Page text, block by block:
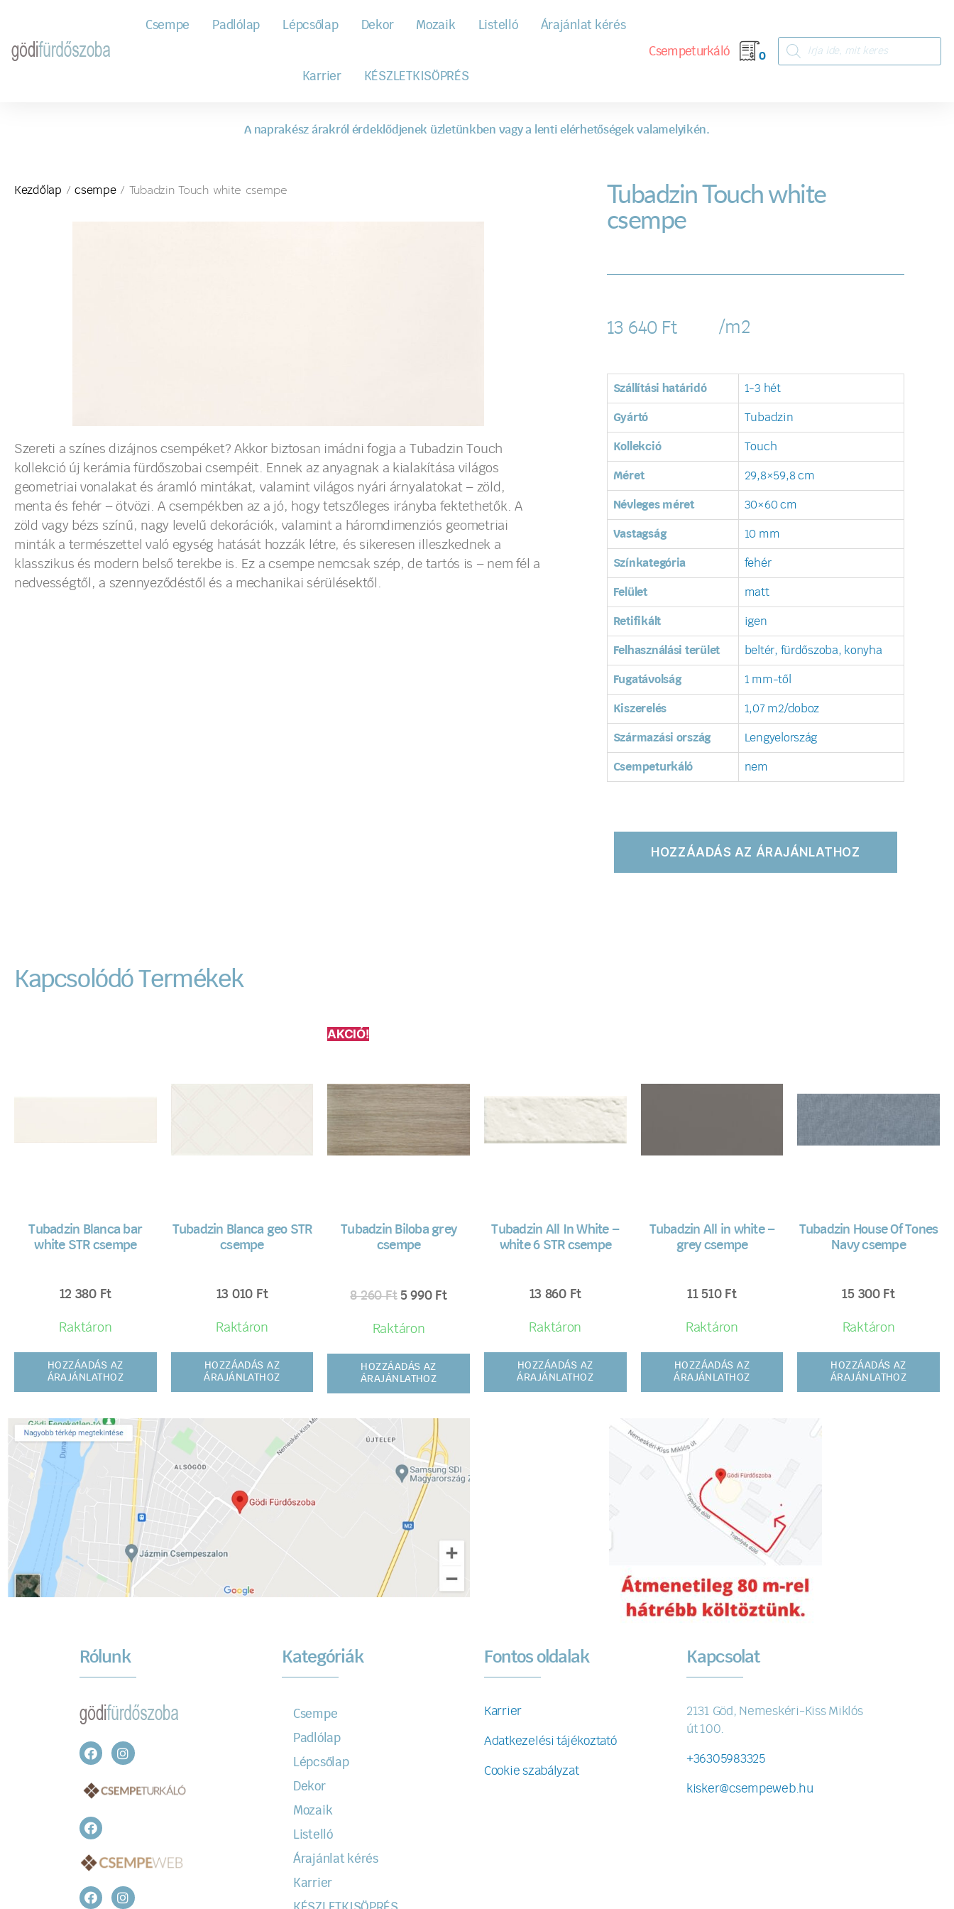
Csempe Padlólap Lépcsőlap Dekor Mozaik Listelló Árajánlat kérés
Karrier KÉSZLETKISÖPRÉS
Csempeturkáló 0
A naprakész árakról érdeklődjenek üzletünkben vagy a lenti elérhetőségek valamelyikén.
Kezdőlap /csempe/ Tubadzin Touch white csempe
Szereti a színes dizájnos csempéket? Akkor biztosan imádni fogja a Tubadzin Touch
kollekció új kerámia fürdőszobai csempéit. Ennek az anyagnak a kialakítása világos
geometriai vonalakat és áramló mintákat, valamint világos nyári árnyalatokat – zöld,
menta és fehér – ötvözi. A csempékben az a jó, hogy tetszőleges irányba fektethetők. A
zöld vagy bézs színű, nagy levelű dekorációk, valamint a háromdimenziós geometriai
minták a természettel való egység hatását hozzák létre, és sikeresen illeszkednek a
klasszikus és modern belső terekbe is. Ez a csempe nemcsak szép, de tartós is – nem fél a
nedvességtől, a szennyeződéstől és a mechanikai sérülésektől.
Tubadzin Touch white
csempe
13 640 Ft /m2
Szállítási határidó 1-3 hét
Gyártó Tubadzin
Kollekció Touch
Méret 29,8×59,8 cm
Névleges méret 30×60 cm
Vastagság 10 mm
Színkategória fehér
Felület matt
Retifikált igen
Felhasználási terület beltér, fürdőszoba, konyha
Fugatávolság 1 mm-től
Kiszerelés 1,07 m2/doboz
Származási ország Lengyelország
Csempeturkáló nem
HOZZÁADÁS AZ ÁRAJÁNLATHOZ
Kapcsolódó Termékek
Tubadzin Blanca bar
white STR csempe
12 380 Ft
Raktáron
HOZZÁADÁS AZ
ÁRAJÁNLATHOZ
Tubadzin Blanca geo STR
csempe
13 010 Ft
Raktáron
HOZZÁADÁS AZ
ÁRAJÁNLATHOZ
AKCIÓ!
Tubadzin Biloba grey
csempe
8 260Ft 5 990 Ft
Raktáron
HOZZÁADÁS AZ
ÁRAJÁNLATHOZ
Tubadzin All In White –
white 6 STR csempe
13 860 Ft
Raktáron
HOZZÁADÁS AZ
ÁRAJÁNLATHOZ
Tubadzin All in white –
grey csempe
11 510 Ft
Raktáron
HOZZÁADÁS AZ
ÁRAJÁNLATHOZ
Tubadzin House Of Tones
Navy csempe
15 300 Ft
Raktáron
HOZZÁADÁS AZ
ÁRAJÁNLATHOZ
Rólunk Kategóriák
Csempe
Padlólap
Lépcsőlap
Dekor
Mozaik
Listelló
Árajánlat kérés
Karrier
Fontos oldalak
Karrier
Adatkezelési tájékoztató
Cookie szabályzat
Kapcsolat
2131 Göd, Nemeskéri-Kiss Miklós
út 100.
+36305983325
kisker@csempeweb.hu